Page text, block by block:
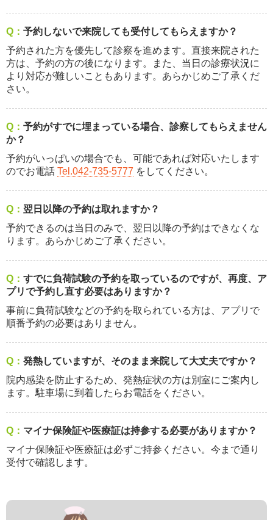
Q： 予約しないで来院しても受付してもらえますか？
予約された方を優先して診察を進めます。直接来院された
方は、予約の方の後になります。また、当日の診療状況に
より対応が難しいこともあります。あらかじめご了承くだ
さい。
Q： 予約がすでに埋まっている場合、診察してもらえません
か？
予約がいっぱいの場合でも、可能であれば対応いたします
のでお電話 Tel.042-735-5777 をしてください。
Q： 翌日以降の予約は取れますか？
予約できるのは当日のみで、翌日以降の予約はできなくな
ります。あらかじめご了承ください。
Q： すでに負荷試験の予約を取っているのですが、再度、ア
プリで予約し直す必要はありますか？
事前に負荷試験などの予約を取られている方は、アプリで
順番予約の必要はありません。
Q： 発熱していますが、そのまま来院して大丈夫ですか？
院内感染を防止するため、発熱症状の方は別室にご案内し
ます。駐車場に到着したらお電話をください。
Q： マイナ保険証や医療証は持参する必要がありますか？
マイナ保険証や医療証は必ずご持参ください。今まで通り
受付で確認します。